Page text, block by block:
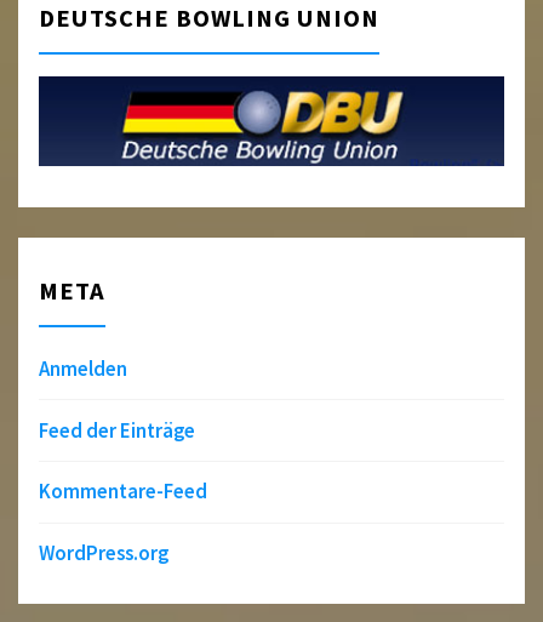
DEUTSCHE BOWLING UNION
META
Anmelden
Feed der Einträge
Kommentare-Feed
WordPress.org